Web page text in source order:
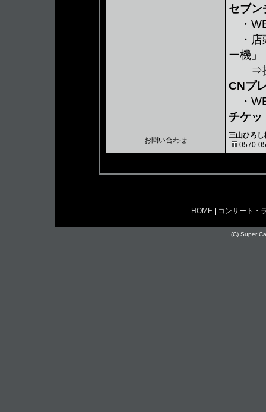
セブン
・
・店
ー機」
⇒操
CNプ
・
チケッ
お問い合わせ
三山ひろ
0570-
HOME コンサート・
(C) Super